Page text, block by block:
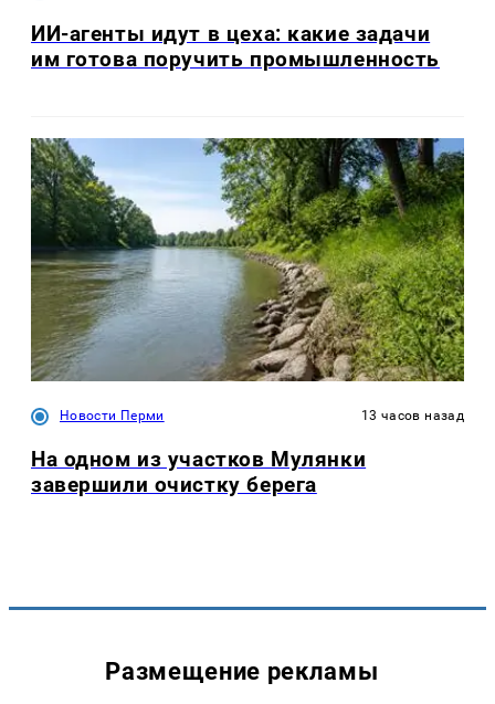
ИИ-агенты идут в цеха: какие задачи
им готова поручить промышленность
Новости Перми 13 часов назад
На одном из участков Мулянки
завершили очистку берега
Размещение рекламы